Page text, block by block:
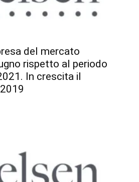
del mercato
rispetto al periodo
In crescita il